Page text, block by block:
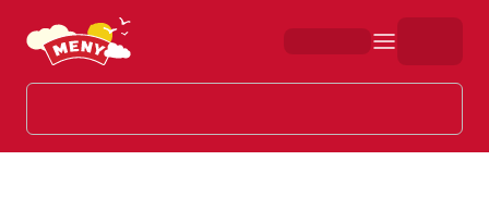
Hopp til hovedinnhold